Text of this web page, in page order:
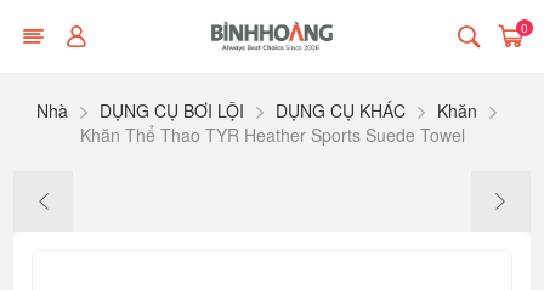
0
Nhà DỤNG CỤ BƠI LỘI DỤNG CỤ KHÁC
Khăn
Khăn Thể Thao TYR Heather Sports Suede Towel